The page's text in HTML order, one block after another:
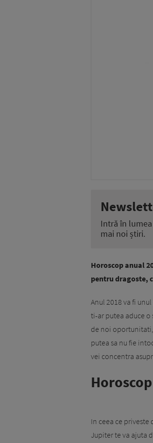
Intră în lumea
mai noi știri.
Horoscop anual
pentru dragoste,
Anul 2018 va fi
ti-ar putea aduce o
de noi
putea sa nu fie
vei concentra
In ceea ce
Jupiter te va ajuta